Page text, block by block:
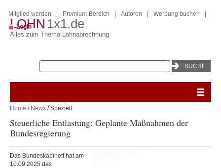
LOHN 1x1.de
Alles zum Thema Lohnabrechnung
Mitglied werden Premium-Bereich Autoren Werbung buchen
Login
Home / News / Speziell
Steuerliche Entlastung: Geplante Maßnahmen der
Bundesregierung
Das Bundeskabinett hat am
10.09.2025 das